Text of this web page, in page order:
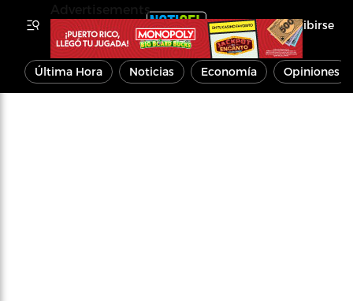
Inscribirse
Última Hora Noticias Economía Opiniones
Advertisements